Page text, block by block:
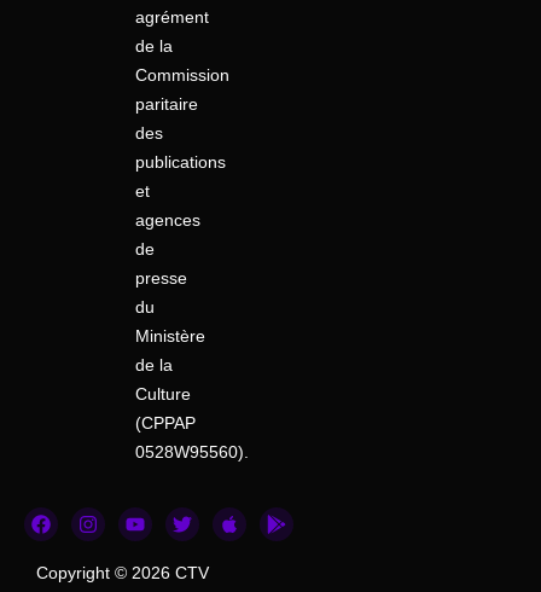
agrément
de la
Commission
paritaire
des
publications
et
agences
de
presse
du
Ministère
de la
Culture
(CPPAP
0528W95560).
F
a
e
I
n
t
Y
o
t
T
w
t
A
p
G
o
Copyright © 2026 CTV